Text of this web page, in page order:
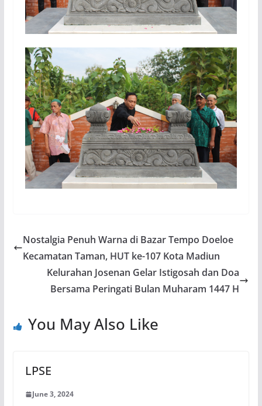
Nostalgia Penuh Warna di Bazar Tempo Doeloe
Kecamatan Taman, HUT ke-107 Kota Madiun
Kelurahan Josenan Gelar Istigosah dan Doa
Bersama Peringati Bulan Muharam 1447 H
You May Also Like
LPSE
June 3, 2024